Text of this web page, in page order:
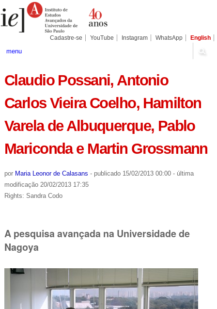
para
conteúdo.
Pessoais
Cadastre-se YouTube Instagram WhatsApp English
menu
Claudio Possani, Antonio
Carlos Vieira Coelho, Hamilton
Varela de Albuquerque, Pablo
Mariconda e Martin Grossmann
por Maria Leonor de Calasans - publicado15/02/2013 00:00 - última
modificação20/02/2013 17:35
Rights: Sandra Codo
A pesquisa avançada na Universidade de
Nagoya